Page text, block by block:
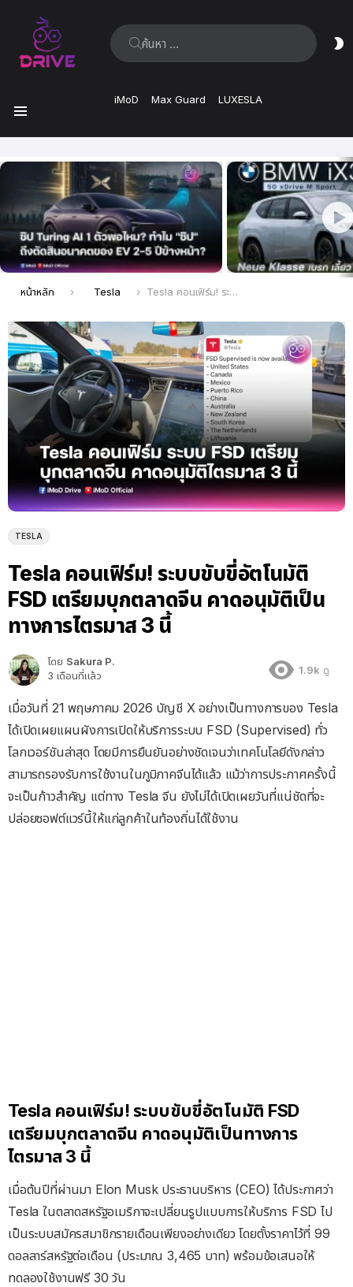
ค้นหา:
iMoD Max Guard LUXESLA
ล่าสุด
คุณอยู่ที่นี่:
หน้าหลัก Tesla Tesla คอนเฟิร์ม! ระบบขับขี่อัตโนมัติ FSD เตรียมบุกตลาดจีน คาดอนุมัติเป็นทางการไตรมาส 3 นี้
TESLA
Tesla คอนเฟิร์ม! ระบบขับขี่อัตโนมัติ
FSD เตรียมบุกตลาดจีน คาดอนุมัติเป็น
ทางการไตรมาส 3 นี้
โดย Sakura P.
3 เดือนที่แล้ว
1.9k ดู
เมื่อวันที่ 21 พฤษภาคม 2026 บัญชี X อย่างเป็นทางการของ Tesla
ได้เปิดเผยแผนผังการเปิดให้บริการระบบ FSD (Supervised) ทั่ว
โลกเวอร์ชันล่าสุด โดยมีการยืนยันอย่างชัดเจนว่าเทคโนโลยีดังกล่าว
สามารถรองรับการใช้งานในภูมิภาคจีนได้แล้ว แม้ว่าการประกาศครั้งนี้
จะเป็นก้าวสำคัญ แต่ทาง Tesla จีน ยังไม่ได้เปิดเผยวันที่แน่ชัดที่จะ
ปล่อยซอฟต์แวร์นี้ให้แก่ลูกค้าในท้องถิ่นได้ใช้งาน
Tesla คอนเฟิร์ม! ระบบขับขี่อัตโนมัติ FSD
เตรียมบุกตลาดจีน คาดอนุมัติเป็นทางการ
ไตรมาส 3 นี้
เมื่อต้นปีที่ผ่านมา Elon Musk ประธานบริหาร (CEO) ได้ประกาศว่า
Tesla ในตลาดสหรัฐอเมริกาจะเปลี่ยนรูปแบบการให้บริการ FSD ไป
เป็นระบบสมัครสมาชิกรายเดือนเพียงอย่างเดียว โดยตั้งราคาไว้ที่ 99
ดอลลาร์สหรัฐต่อเดือน (ประมาณ 3,465 บาท) พร้อมข้อเสนอให้
ทดลองใช้งานฟรี 30 วัน